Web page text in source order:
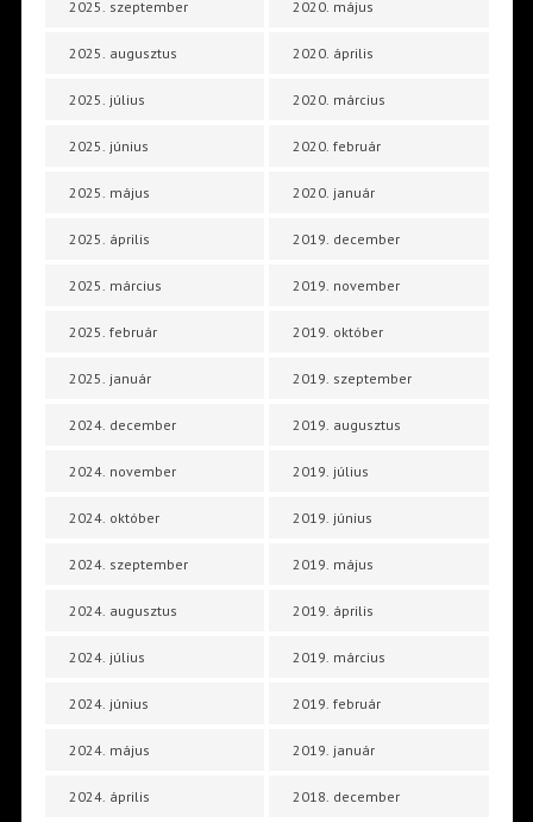
2025. szeptember
2025. augusztus
2025. július
2025. június
2025. május
2025. április
2025. március
2025. február
2025. január
2024. december
2024. november
2024. október
2024. szeptember
2024. augusztus
2024. július
2024. június
2024. május
2024. április
2020. május
2020. április
2020. március
2020. február
2020. január
2019. december
2019. november
2019. október
2019. szeptember
2019. augusztus
2019. július
2019. június
2019. május
2019. április
2019. március
2019. február
2019. január
2018. december